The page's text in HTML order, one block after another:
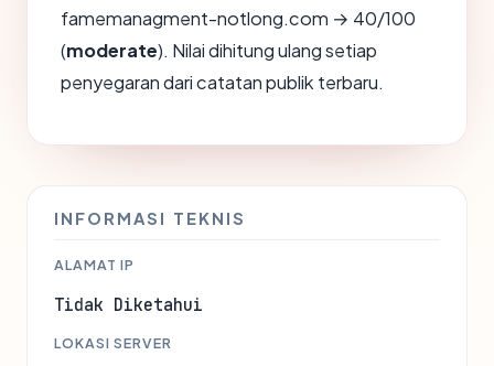
famemanagment-notlong.com → 40/100
(moderate). Nilai dihitung ulang setiap
penyegaran dari catatan publik terbaru.
INFORMASI TEKNIS
ALAMAT IP
Tidak Diketahui
LOKASI SERVER